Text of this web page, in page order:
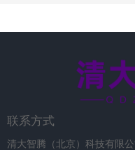
联系方式
清大智腾（北京）科技有限